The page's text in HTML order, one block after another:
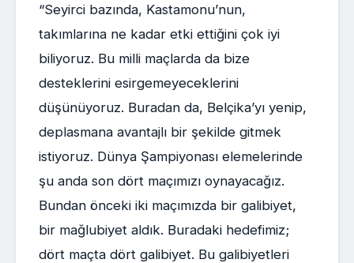
“Seyirci bazında, Kastamonu’nun,
takımlarına ne kadar etki ettiğini çok iyi
biliyoruz. Bu milli maçlarda da bize
desteklerini esirgemeyeceklerini
düşünüyoruz. Buradan da, Belçika’yı yenip,
deplasmana avantajlı bir şekilde gitmek
istiyoruz. Dünya Şampiyonası elemelerinde
şu anda son dört maçımızı oynayacağız.
Bundan önceki iki maçımızda bir galibiyet,
bir mağlubiyet aldık. Buradaki hedefimiz;
dört maçta dört galibiyet. Bu galibiyetleri